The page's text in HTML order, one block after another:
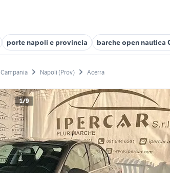
porte napoli e provincia barche open nautica
Campania Napoli (Prov) Acerra
1/9